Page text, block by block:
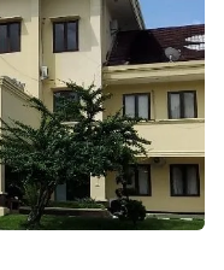
Dilaporkan ke Polda